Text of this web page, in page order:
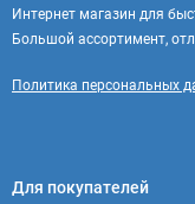
Интернет магазин для
Большой ассортимент,
Политика персональных
Для покупателей